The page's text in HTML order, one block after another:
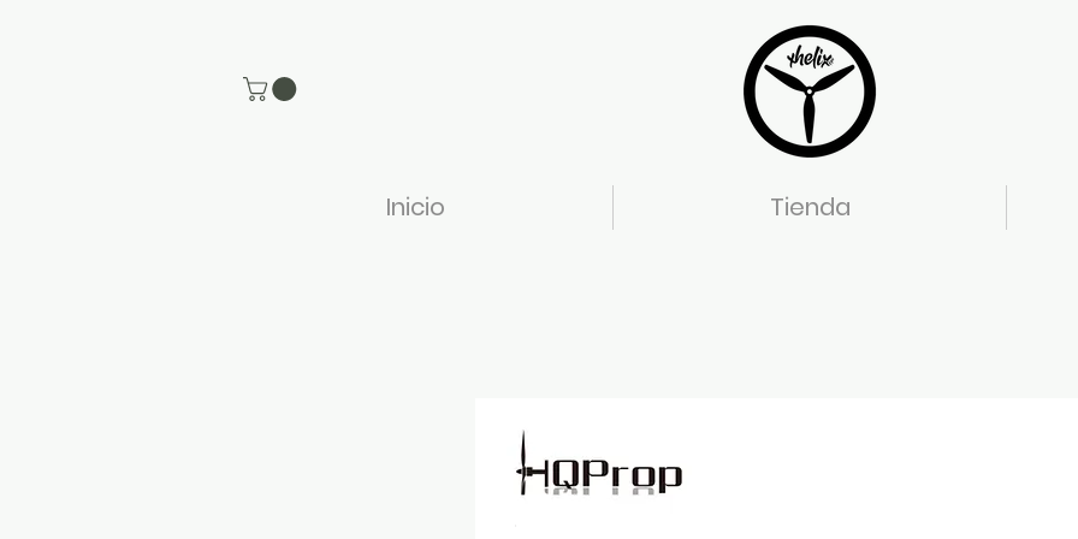
Inicio Tienda